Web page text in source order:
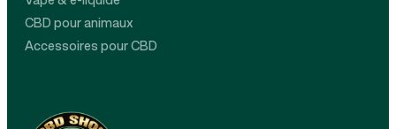
CBD pour animaux
Accessoires pour CBD